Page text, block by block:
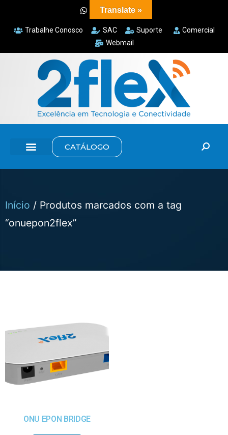
Trabalhe Conosco SAC Suporte
Comercial
Webmail
CATÁLOGO
Início / Produtos marcados com a tag
“onuepon2flex”
ONU EPON BRIDGE
Translate »